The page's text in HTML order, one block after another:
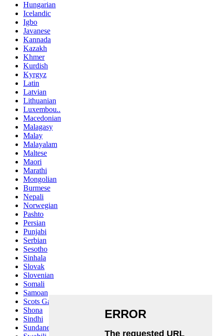
Hungarian
Icelandic
Igbo
Javanese
Kannada
Kazakh
Khmer
Kurdish
Kyrgyz
Latin
Latvian
Lithuanian
Luxembou..
Macedonian
Malagasy
Malay
Malayalam
Maltese
Maori
Marathi
Mongolian
Burmese
Nepali
Norwegian
Pashto
Persian
Punjabi
Serbian
Sesotho
Sinhala
Slovak
Slovenian
Somali
Samoan
Scots Gaelic
Shona
Sindhi
Sundanese